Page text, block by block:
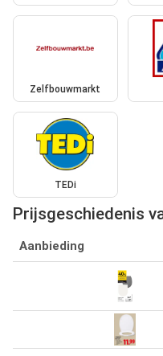
Zelfbouwmarkt
TEDi
Prijsgeschiedenis
Aanbieding